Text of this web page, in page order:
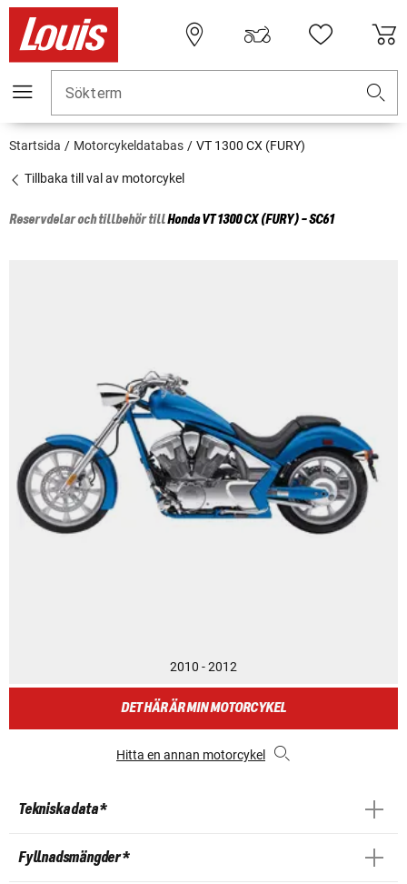
Sökterm
Startsida Motorcykeldatabas VT 1300 CX (FURY)
Tillbaka till val av motorcykel
Reservdelar och tillbehör tillHondaVT 1300 CX (FURY) - SC61
2010 - 2012
DET HÄR ÄR MIN MOTORCYKEL
Hitta en annan motorcykel
Tekniska data *
Fyllnadsmängder *